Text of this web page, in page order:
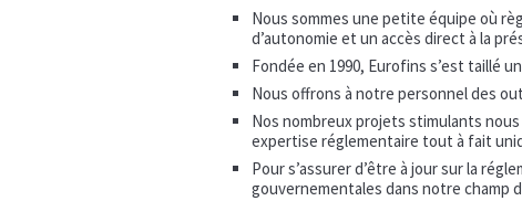
Nous sommes une petite équipe où
d’autonomie et un accès direct à la
Fondée en 1990, Eurofins s’est taillé
Nous offrons à notre personnel des
Nos nombreux projets stimulants
expertise réglementaire tout à fait
Pour s’assurer d’être à jour sur la
gouvernementales dans notre champ